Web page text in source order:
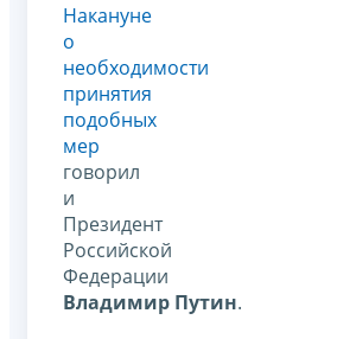
Накануне
о
необходимости
принятия
подобных
мер
говорил
и
Президент
Российской
Федерации
Владимир Путин.